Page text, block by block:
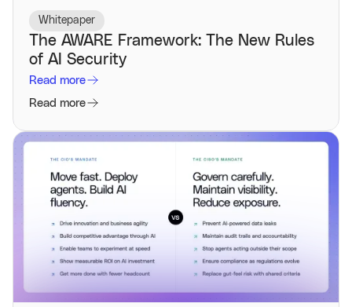
Whitepaper
The AWARE Framework: The New Rules
of AI Security
Read more
Read more